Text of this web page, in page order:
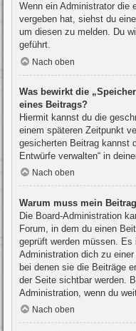
Wenn ein Administrator die
vergeben hat, siehst du
um diesen zu melden. Du
geführt.
Nach oben
Was bewirkt die
eines Beitrags?
Hiermit kannst du die
einem späteren Zeitpunkt
gesicherten Beitrag kannst
Entwürfe verwalten“ in
Nach oben
Warum muss mein
Die Board-Administration
Forum, in dem du einen
geprüft werden müssen.
Administration dich zu
bei denen sie die Beiträge
der Seite sichtbar werden.
Administration, wenn du
Nach oben